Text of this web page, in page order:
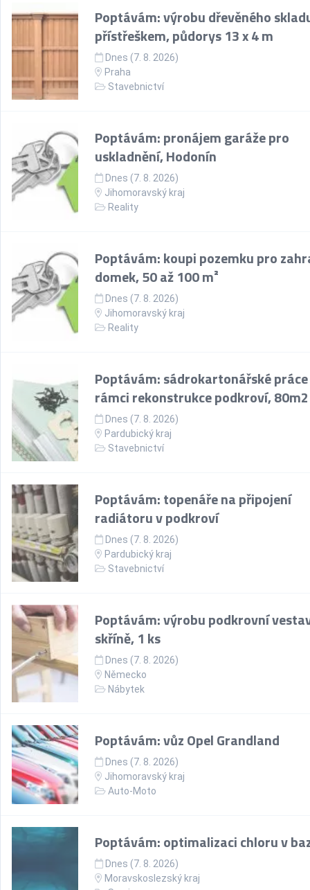
Poptávám: výrobu dřevěného
přístřeškem, půdorys 13 x 4 m
Dnes (7. 8. 2026)
Praha
Stavebnictví
Poptávám: pronájem garáže pro
uskladnění, Hodonín
Dnes (7. 8. 2026)
Jihomoravský kraj
Reality
Poptávám: koupi pozemku pro
domek, 50 až 100 m²
Dnes (7. 8. 2026)
Jihomoravský kraj
Reality
Poptávám: sádrokartonářské
rámci rekonstrukce podkroví, 80m2
Dnes (7. 8. 2026)
Pardubický kraj
Stavebnictví
Poptávám: topenáře na připojení
radiátoru v podkroví
Dnes (7. 8. 2026)
Pardubický kraj
Stavebnictví
Poptávám: výrobu podkrovní
skříně, 1 ks
Dnes (7. 8. 2026)
Německo
Nábytek
Poptávám: vůz Opel Grandland
Dnes (7. 8. 2026)
Jihomoravský kraj
Auto-Moto
Poptávám: optimalizaci chloru v
Dnes (7. 8. 2026)
Moravskoslezský kraj